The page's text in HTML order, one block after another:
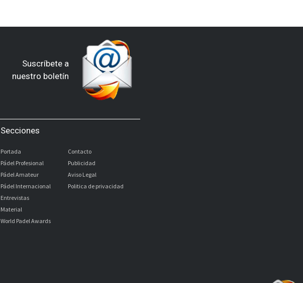
Suscríbete a
nuestro boletín
Secciones
Portada
Pádel Profesional
Pádel Amateur
Pádel Internacional
Entrevistas
Material
World Padel Awards
Contacto
Publicidad
Aviso Legal
Politica de privacidad